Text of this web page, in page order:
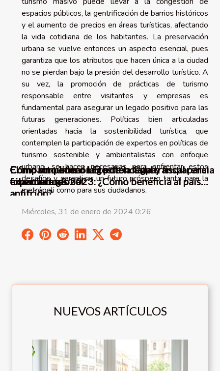
NUEVOS ARTÍCULOS
espacios públicos, la gentrificación de barrios históricos
y el aumento de precios en áreas turísticas, afectando
la vida cotidiana de los habitantes. La preservación
urbana se vuelve entonces un aspecto esencial, pues
garantiza que los atributos que hacen única a la ciudad
no se pierdan bajo la presión del desarrollo turístico. A
su vez, la promoción de prácticas de turismo
responsable entre visitantes y empresas es
fundamental para asegurar un legado positivo para las
futuras generaciones. Políticas bien articuladas
orientadas hacia la sostenibilidad turística, que
contemplen la participación de expertos en políticas de
turismo sostenible y ambientalistas con enfoque
urbano, se hacen necesarias para enfrentar estos
desafíos y garantizar un futuro próspero tanto para la
metrópoli como para sus ciudadanos.
Miércoles, 31 de enero de 2024 0:26
Cómo simplificar la gestión legal y fiscal para
expatriados?
Cómo un número LEI potencia la transparencia
financiera global
El impacto económico de la Copa
Libertadores 2023: ¿Cómo beneficia al país
anfitrión?